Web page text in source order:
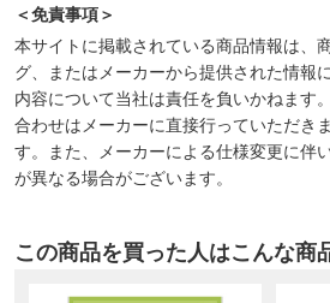
＜免責事項＞
本サイトに掲載されている商品情報は、
グ、またはメーカーから提供された情報
内容について当社は責任を負いかねます
合わせはメーカーに直接行っていただき
す。また、メーカーによる仕様変更に伴
が異なる場合がございます。
この商品を買った人はこんな商